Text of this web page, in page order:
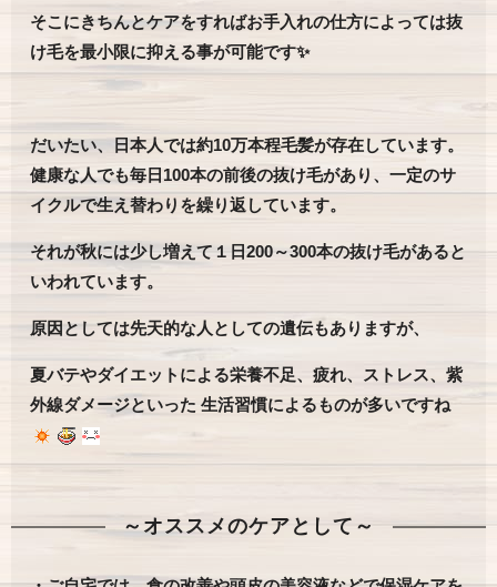
そこにきちんとケアをすればお手入れの仕方によっては抜
け毛を最小限に抑える事が可能です✨
だいたい、日本人では約10万本程毛髪が存在しています。
健康な人でも毎日100本の前後の抜け毛があり、一定のサ
イクルで生え替わりを繰り返しています。
それが秋には少し増えて１日200～300本の抜け毛があると
いわれています。
原因としては先天的な人としての遺伝もありますが、
夏バテやダイエットによる栄養不足、疲れ、ストレス、紫
外線ダメージといった 生活習慣によるものが多いですね
～オススメのケアとして～